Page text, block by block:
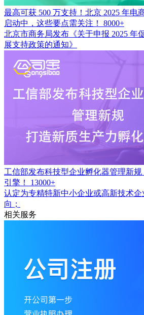
最高可获 500 万支持！北京 2025 年电
启动中，这些要点需关注！
8000+
北京市商务局发布《关于申报 2025 年
展支持政策的通知》
工信部发布科技型企业孵化器管理新
引擎！
13000+
认定为专精特新中小企业或高新技术
向；
相关服务